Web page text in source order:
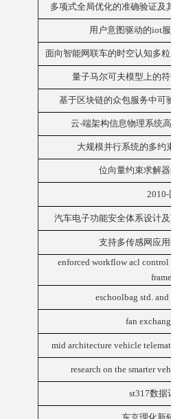
多项式全局优化的准确验证及
用户意图驱动的iot
面向智能网联车的时空认知多
量子马尔可夫模型上的
基于区块链的众包服务中可
云-端架构信息物理系统
大规模并行系统的多约
位向量约束求解
2010-
汽车电子功能安全体系设计
支持多传感网应
enforced workflow acl control
eschoolbag std.
fan
mid architecture vehicle
research on the smarter
st317数据